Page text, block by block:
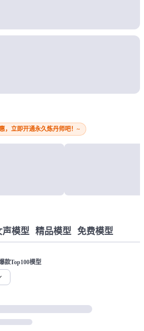
，立即开通永久炼丹师吧！~
声模型 精品模型 免费模型
款Top100模型